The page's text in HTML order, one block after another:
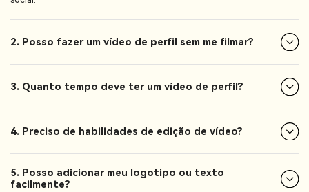
2. Posso fazer um vídeo de perfil sem me filmar?
3. Quanto tempo deve ter um vídeo de perfil?
4. Preciso de habilidades de edição de vídeo?
5. Posso adicionar meu logotipo ou texto
facilmente?